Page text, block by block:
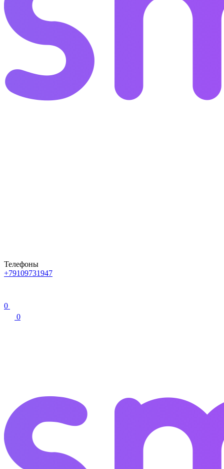
Телефоны
+79109731947
0
0